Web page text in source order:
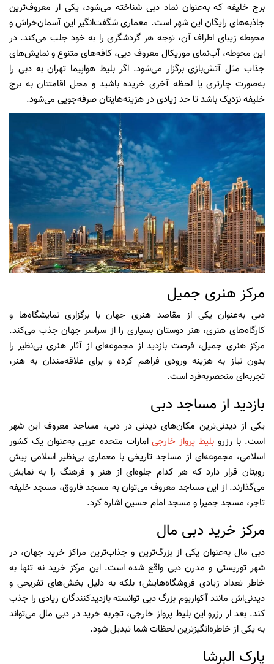
برج خلیفه که به‌عنوان نماد دبی شناخته می‌شود، یکی از معروف‌ترین
جاذبه‌های رایگان این شهر است. معماری شگفت‌انگیز این آسمان‌خراش و
محوطه زیبای اطراف آن، توجه هر گردشگری را به خود جلب می‌کند. در
این محوطه، آب‌نمای موزیکال معروف دبی، کافه‌های متنوع و نمایش‌های
جذاب مثل آتش‌بازی برگزار می‌شود. اگر بلیط هواپیما تهران به دبی را
به‌صورت چارتری یا لحظه آخری خریده باشید و محل اقامتتان به برج
خلیفه نزدیک باشد تا حد زیادی در هزینه‌هایتان صرفه‌جویی می‌شود.
مرکز هنری جمیل
دبی به‌عنوان یکی از مقاصد هنری جهان با برگزاری نمایشگاه‌ها و
کارگاه‌های هنری، هنر دوستان بسیاری را از سراسر جهان جذب می‌کند.
مرکز هنری جمیل، فرصت بازدید از مجموعه‌ای از آثار هنری بی‌نظیر را
بدون نیاز به هزینه ورودی فراهم کرده و برای علاقه‌مندان به هنر،
تجربه‌ای منحصربه‌فرد است.
بازدید از مساجد دبی
یکی از دیدنی‌ترین مکان‌های دیدنی در دبی، مساجد معروف این شهر
است. با رزرو بلیط پرواز خارجیامارات متحده عربی به‌عنوان یک کشور
اسلامی، مجموعه‌ای از مساجد تاریخی با معماری بی‌نظیر اسلامی پیش
رویتان قرار دارد که هر کدام جلوه‌ای از هنر و فرهنگ را به نمایش
می‌گذارند. از این مساجد معروف می‌توان به مسجد فاروق، مسجد خلیفه
تاجر، مسجد جمیرا و مسجد امام حسین اشاره کرد.
مرکز خرید دبی مال
دبی مال به‌عنوان یکی از بزرگ‌ترین و جذاب‌ترین مراکز خرید جهان، در
شهر توریستی و مدرن دبی واقع شده است. این مرکز خرید نه تنها به
خاطر تعداد زیادی فروشگاه‌هایش؛ بلکه به دلیل بخش‌های تفریحی و
دیدنی‌اش مانند آکواریوم بزرگ دبی توانسته بازدیدکنندگان زیادی را جذب
کند. بعد از رزرو این بلیط پرواز خارجی، تجربه خرید در دبی مال می‌تواند
به یکی از خاطره‌انگیزترین لحظات شما تبدیل شود.
پارک البرشا